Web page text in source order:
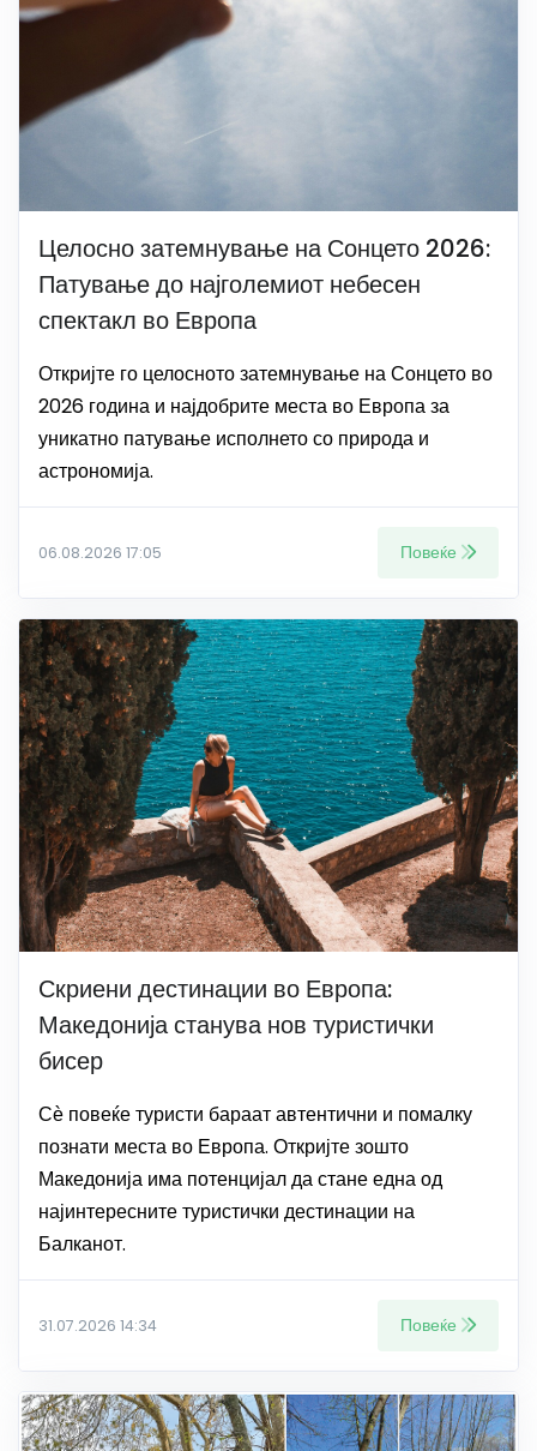
Целосно затемнување на Сонцето 2026:
Патување до најголемиот небесен
спектакл во Европа
Откријте го целосното затемнување на Сонцето во
2026 година и најдобрите места во Европа за
уникатно патување исполнето со природа и
астрономија.
06.08.2026 17:05 Повеќе
Скриени дестинации во Европа:
Македонија станува нов туристички
бисер
Сѐ повеќе туристи бараат автентични и помалку
познати места во Европа. Откријте зошто
Македонија има потенцијал да стане една од
најинтересните туристички дестинации на
Балканот.
31.07.2026 14:34 Повеќе